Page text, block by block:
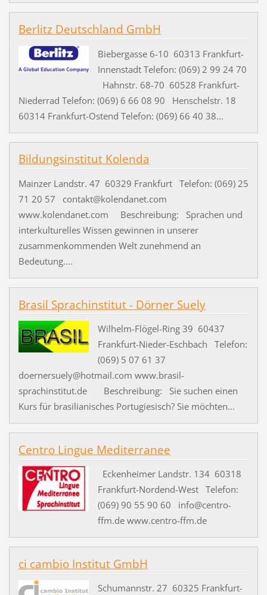
Berlitz Deutschland GmbH
Biebergasse 6-10 60313 Frankfurt-
Innenstadt Telefon: (069) 2 99 24 70
Hahnstr. 68-70 60528 Frankfurt-
Niederrad Telefon: (069) 6 66 08 90 Henschelstr. 18
60314 Frankfurt-Ostend Telefon: (069) 66 40 38...
Bildungsinstitut Kolenda
Mainzer Landstr. 47 60329 Frankfurt Telefon: (069) 25
71 20 57 contakt@kolendanet.com
www.kolendanet.com Beschreibung: Sprachen und
interkulturelles Wissen gewinnen in unserer
zusammenkommenden Welt zunehmend an
Bedeutung....
Brasil Sprachinstitut - Dörner Suely
Wilhelm-Flögel-Ring 39 60437
Frankfurt-Nieder-Eschbach Telefon:
(069) 5 07 61 37
doernersuely@hotmail.com www.brasil-
sprachinstitut.de Beschreibung: Sie suchen einen
Kurs für brasilianisches Portugiesisch? Sie möchten...
Centro Lingue Mediterranee
Eckenheimer Landstr. 134 60318
Frankfurt-Nordend-West Telefon:
(069) 90 55 90 60 info@centro-
ffm.de www.centro-ffm.de
ci cambio Institut GmbH
Schumannstr. 27 60325 Frankfurt-